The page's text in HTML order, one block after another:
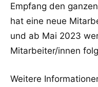
Empfang den
hat eine neue
und ab Mai 2023
Mitarbeiter/innen
Weitere